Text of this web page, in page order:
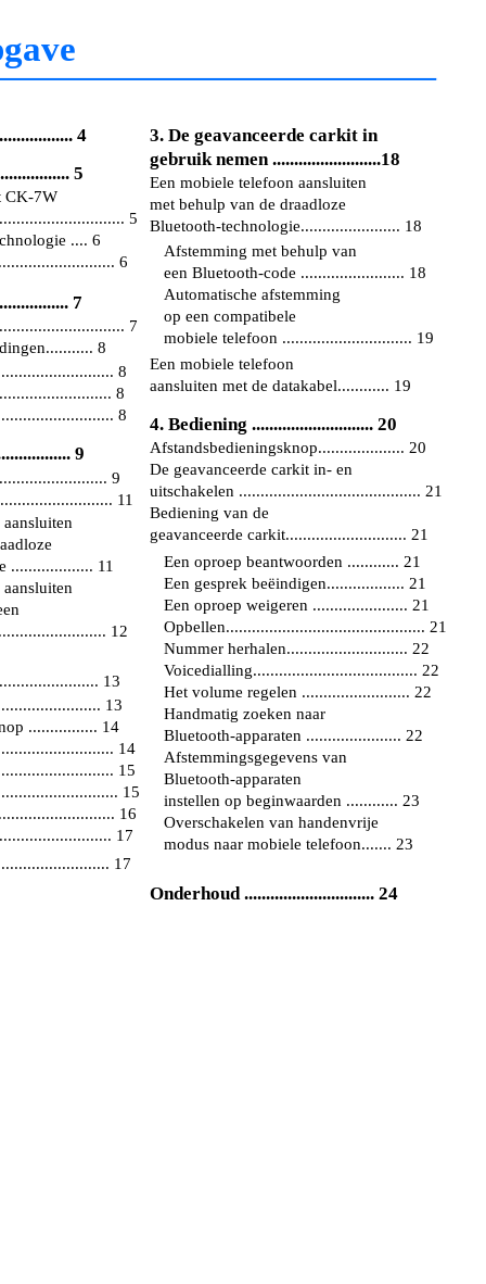
4
5
CK-7W
5
.... 6
6
7
7
8
8
8
8
9
9
11
................... 11
12
13
13
................ 14
14
15
15
16
17
17
3. De geavanceerde carkit in
gebruik nemen .........................18
Een mobiele telefoon aansluiten
met behulp van de draadloze
Bluetooth-technologie....................... 18
Afstemming met behulp van
een Bluetooth-code ........................ 18
Automatische afstemming
op een compatibele
mobiele telefoon .............................. 19
Een mobiele telefoon
aansluiten met de datakabel............ 19
4. Bediening ............................ 20
Afstandsbedieningsknop.................... 20
De geavanceerde carkit in- en
uitschakelen .......................................... 21
Bediening van de
geavanceerde carkit............................ 21
Een oproep beantwoorden ............ 21
Een gesprek beëindigen.................. 21
Een oproep weigeren ...................... 21
Opbellen.............................................. 21
Nummer herhalen............................ 22
Voicedialling...................................... 22
Het volume regelen ......................... 22
Handmatig zoeken naar
Bluetooth-apparaten ...................... 22
Afstemmingsgegevens van
Bluetooth-apparaten
instellen op beginwaarden ............ 23
Overschakelen van handenvrije
modus naar mobiele telefoon....... 23
Onderhoud .............................. 24